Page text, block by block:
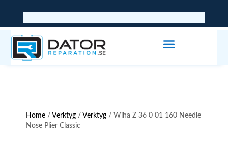
Home / Verktyg / Verktyg / Wiha Z 36 0 01 160 Needle
Nose Plier Classic